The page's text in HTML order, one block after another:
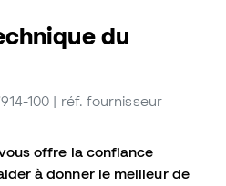
du
100 | réf. fournisseur
offre la confiance
à donner le meilleur de